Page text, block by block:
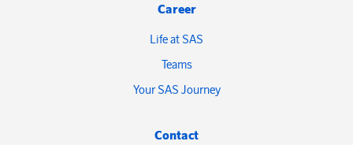
Career
Life at SAS
Teams
Your SAS Journey
Contact